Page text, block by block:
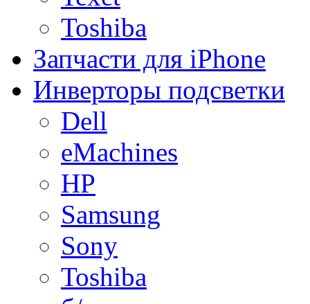
Toshiba
Запчасти для iPhone
Инверторы подсветки
Dell
eMachines
HP
Samsung
Sony
Toshiba